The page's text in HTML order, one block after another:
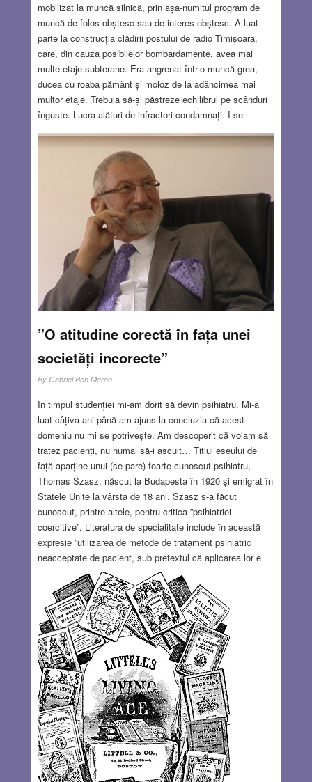
mobilizat la muncă silnică, prin așa-numitul program de
muncă de folos obștesc sau de interes obștesc. A luat
parte la construcția clădirii postului de radio Timișoara,
care, din cauza posibilelor bombardamente, avea mai
multe etaje subterane. Era angrenat într-o muncă grea,
ducea cu roaba pământ și moloz de la adâncimea mai
multor etaje. Trebuia să-și păstreze echilibrul pe scânduri
înguste. Lucra alături de infractori condamnați. I se
permitea totuși să locuiască acasă. Seara, după ziua de
lucru istovitoare, mai avea energia să iasă la plimbare în
oraș, cu vreo domnișoară preferată. Se întâmpla să treacă
pe lângă ei un camion cu deținuți în uniforme vărgate de
închisoare. Văzându-l pe tata, deținuții strigau în gura
mare: „Salut, colega!” – o situație cel puțin jenantă în
centrul orașului, unde îl cunoșteau foarte mulți.
NOV 27, 2025 12 COMMENTS
”O atitudine corectă în fața unei
societăți incorecte”
By Gabriel Ben Meron
În timpul studenției mi-am dorit să devin psihiatru. Mi-a
luat câțiva ani până am ajuns la concluzia că acest
domeniu nu mi se potrivește. Am descoperit că voiam să
tratez pacienți, nu numai să-i ascult… Titlul eseului de
față aparține unui (se pare) foarte cunoscut psihiatru,
Thomas Szasz, născut la Budapesta în 1920 și emigrat în
Statele Unite la vârsta de 18 ani. Szasz s-a făcut
cunoscut, printre altele, pentru critica ”psihiatriei
coercitive”. Literatura de specialitate include în această
expresie ”utilizarea de metode de tratament psihiatric
neacceptate de pacient, sub pretextul că aplicarea lor e
necesară pentru prevenirea unor acțiuni negative împotriva
altor persoane sau deteriorarea stării medicale a
pacientului”. Ideea din titlu e legată de situația în care se
află o bună parte a omenirii în secolul XXI, în care
cetățeanului de rând i se cere să se alinieze unei realități
care nu i se potrivește. Nu, nu e vorba aici de societățile
totalitare, unde cetățeanului nu i se cere nimic, totul i se
impune.
Read more…
NOV 27, 2025 7 COMMENTS